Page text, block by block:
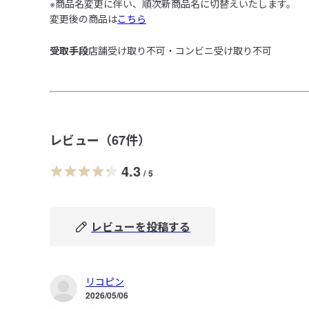
※商品名変更に伴い、順次新商品名に切替えいたします。
変更後の商品はこちら
受取手段店舗受け取り不可・コンビニ受け取り不可
レビュー（67件）
4.3 / 5
レビューを投稿する
リコピン
2026/05/06